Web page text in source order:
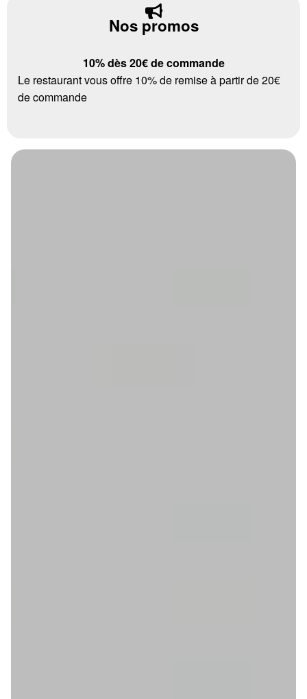
Nos promos
10% dès 20€ de commande
Le restaurant vous offre 10% de remise à partir de 20€
de commande